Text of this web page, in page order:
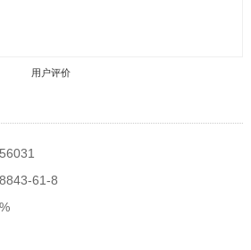
用户评价
61-8